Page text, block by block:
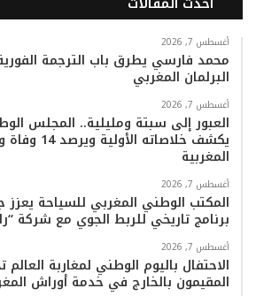
س
و
ك
ي
ت
ب
س
ت
ا
أغسطس 7, 2026
محمد فارسي يطرق باب الترجمة
البرلمان المغربي
أغسطس 7, 2026
العبور إلى سبتة ومليلية.. المجلس
يكشف خلاصاته
المغربية
أغسطس 7, 2026
المكتب الوطني المغربي للسياحة يعزز
برنامج تاريخي للربط الجوي مع شركة
أغسطس 7, 2026
الاحتفال باليوم الوطني لمغاربة
المقيمون بالخارج في خدمة أوراش المغرب